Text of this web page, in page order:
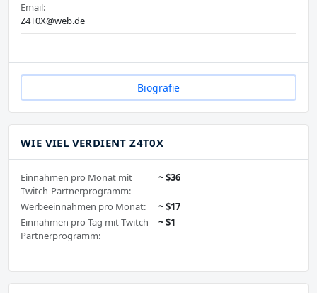
Email:
Z4T0X@web.de
Biografie
WIE VIEL VERDIENT Z4T0X
Einnahmen pro Monat mit
Twitch-Partnerprogramm:
~ $36
Werbeeinnahmen pro Monat:
~ $17
Einnahmen pro Tag mit Twitch-
Partnerprogramm:
~ $1